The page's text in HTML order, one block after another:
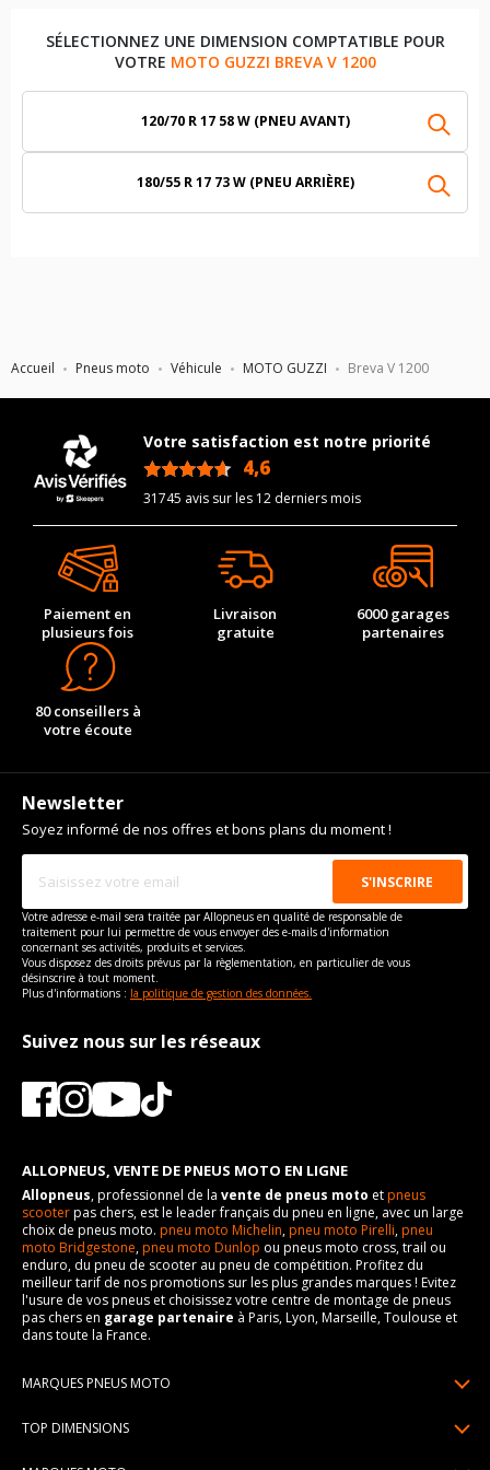
Accueil Pneus moto Véhicule MOTO GUZZI Breva V 1200
SÉLECTIONNEZ UNE DIMENSION COMPTATIBLE POUR
VOTRE MOTO GUZZI BREVA V 1200
120/70 R 17 58 W (PNEU AVANT)
180/55 R 17 73 W (PNEU ARRIÈRE)
Votre satisfaction est notre priorité
4,6
31745 avis sur les 12 derniers mois
Paiement en
plusieurs fois
Livraison
gratuite
6000 garages
partenaires
80 conseillers à
votre écoute
Newsletter
Soyez informé de nos offres et bons plans du moment !
Votre adresse e-mail sera traitée par Allopneus en qualité de responsable de
traitement pour lui permettre de vous envoyer des e-mails d'information
concernant ses activités, produits et services.
Vous disposez des droits prévus par la règlementation, en particulier de vous
désinscrire à tout moment.
Plus d'informations : la politique de gestion des données.
Suivez nous sur les réseaux
ALLOPNEUS, VENTE DE PNEUS MOTO EN LIGNE
Allopneus, professionnel de la vente de pneus moto etpneus
scooterpas chers, est le leader français du pneu en ligne, avec un large
choix de pneus moto. pneu moto Michelin,pneu moto Pirelli,pneu
moto Bridgestone,pneu moto Dunlop ou pneus moto cross, trail ou
enduro, du pneu de scooter au pneu de compétition. Profitez du
meilleur tarif de nos promotions sur les plus grandes marques ! Evitez
l'usure de vos pneus et choisissez votre centre de montage de pneus
pas chers en garage partenaire à Paris, Lyon, Marseille, Toulouse et
dans toute la France.
MARQUES PNEUS MOTO
TOP DIMENSIONS